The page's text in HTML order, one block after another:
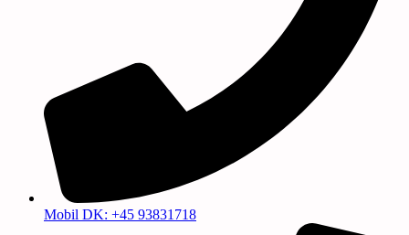
Mobil DK: +45 93831718